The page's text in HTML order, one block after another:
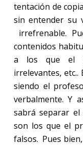
tentación de
sin entender su
irrefrenable.
contenidos
a los que el
irrelevantes, etc..
siendo el
verbalmente. Y
sabrá separar
son los que el
falsos. Pues